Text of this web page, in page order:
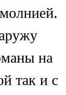
на
так и с